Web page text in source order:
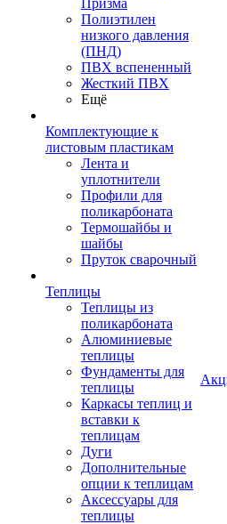
Призма
Полиэтилен
низкого давления
(ПНД)
ПВХ вспененный
Жесткий ПВХ
Ещё
Комплектующие к
листовым пластикам
Лента и
уплотнители
Профили для
поликарбоната
Термошайбы и
шайбы
Пруток сварочный
Теплицы
Теплицы из
поликарбоната
Алюминиевые
теплицы
Фундаменты для
теплицы
Каркасы теплиц и
вставки к
теплицам
Дуги
Дополнительные
опции к теплицам
Аксессуары для
теплицы